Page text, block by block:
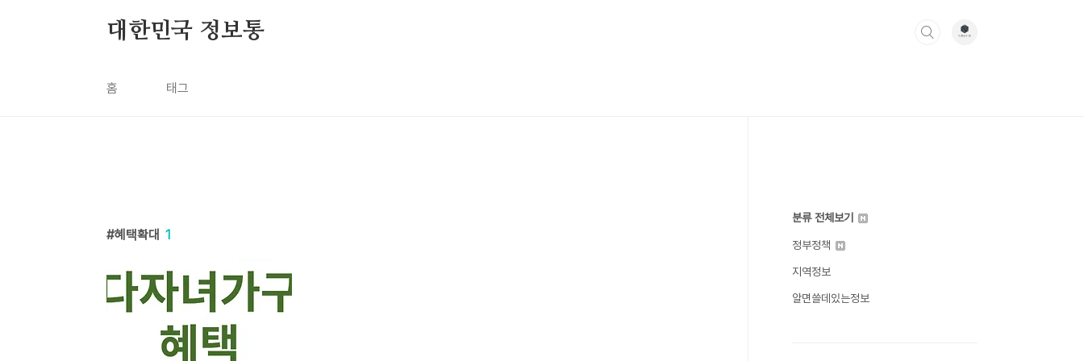
대한민국 정보통
홈 태그
혜택확대 1
분류 전체보기
정부정책
지역정보
알면쓸데있는정보